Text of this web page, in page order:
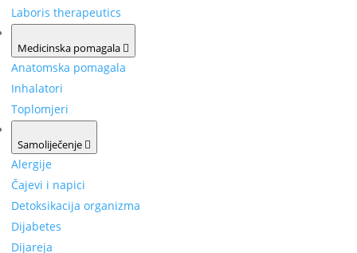
Laboris therapeutics
Medicinska pomagala
Anatomska pomagala
Inhalatori
Toplomjeri
Samoliječenje
Alergije
Čajevi i napici
Detoksikacija organizma
Dijabetes
Dijareja